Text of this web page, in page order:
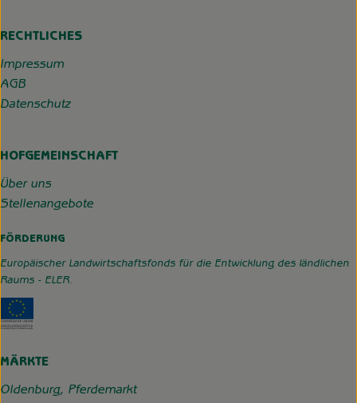
RECHTLICHES
Impressum
AGB
Datenschutz
HOFGEMEINSCHAFT
Über uns
Stellenangebote
FÖRDERUNG
Europäischer Landwirtschaftsfonds für die Entwicklung des ländlichen
Raums - ELER.
MÄRKTE
Oldenburg, Pferdemarkt